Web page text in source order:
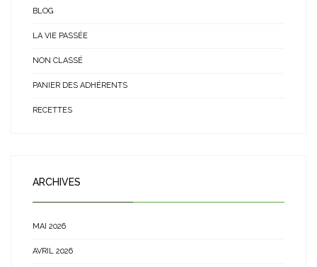
BLOG
LA VIE PASSÉE
NON CLASSÉ
PANIER DES ADHÉRENTS
RECETTES
ARCHIVES
MAI 2026
AVRIL 2026